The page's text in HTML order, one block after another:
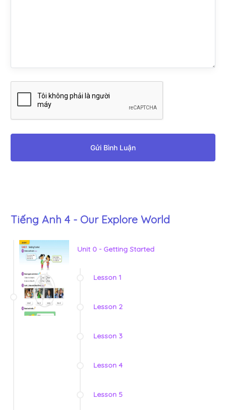
Gửi Bình Luận
Tiếng Anh 4 - Our Explore World
Unit 0 - Getting Started
Lesson 1
Lesson 2
Lesson 3
Lesson 4
Lesson 5